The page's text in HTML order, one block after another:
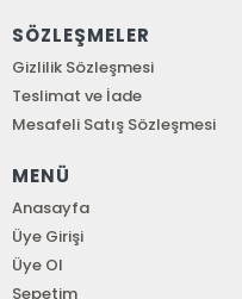
SÖZLEŞMELER
Gizlilik Sözleşmesi
Teslimat ve İade
Mesafeli Satış Sözleşmesi
MENÜ
Anasayfa
Üye Girişi
Üye Ol
Sepetim